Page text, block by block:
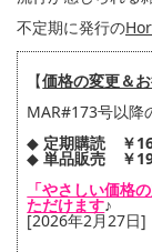
不定期に発行の
【価格の変更＆
​MAR#173​号以降
​​◆​ ​​​​​​​​​ 定期購読 ￥
​◆​ ​​​​​​​​​単品​販売 ￥
「やさしい価格
ただけます♪
[2026年2月27日]